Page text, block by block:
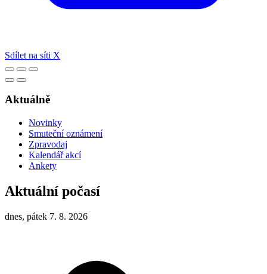
Sdílet na síti X
Aktuálně
Novinky
Smuteční oznámení
Zpravodaj
Kalendář akcí
Ankety
Aktuální počasí
dnes, pátek 7. 8. 2026